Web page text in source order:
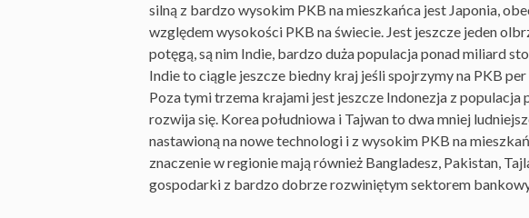
silną z bardzo wysokim PKB na mieszkańca jest Japonia,
względem wysokości PKB na świecie. Jest jeszcze jeden
potęgą, są nim Indie, bardzo duża populacja ponad miliard
Indie to ciągle jeszcze biedny kraj jeśli spojrzymy na PKB
Poza tymi trzema krajami jest jeszcze Indonezja z
rozwija się. Korea południowa i Tajwan to dwa mniej
nastawioną na nowe technologi i z wysokim PKB na
znaczenie w regionie mają również Bangladesz, Pakistan,
gospodarki z bardzo dobrze rozwiniętym sektorem